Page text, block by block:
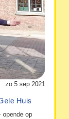
zo 5 sep 2021
Huis
opende op